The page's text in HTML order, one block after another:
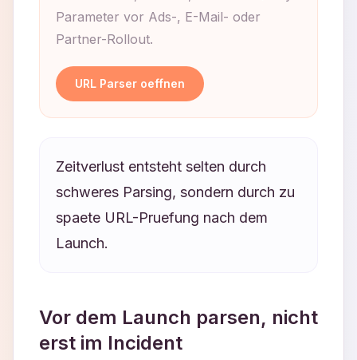
Parameter vor Ads-, E-Mail- oder
Partner-Rollout.
URL Parser oeffnen
Zeitverlust entsteht selten durch
schweres Parsing, sondern durch zu
spaete URL-Pruefung nach dem
Launch.
Vor dem Launch parsen, nicht
erst im Incident